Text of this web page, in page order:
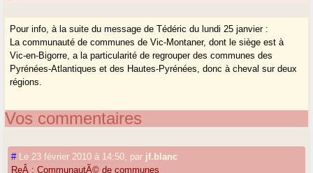
Pour info, à la suite du message de Tédéric du lundi 25 janvier :
La communauté de communes de Vic-Montaner, dont le siège est à
Vic-en-Bigorre, a la particularité de regrouper des communes des
Pyrénées-Atlantiques et des Hautes-Pyrénées, donc à cheval sur deux
régions.
Vos commentaires
# Le 23 février 2010 à 14:50 par jf.blanc
ReÂ : CommunautÃ© de communes